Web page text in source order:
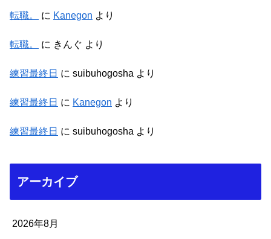
転職。 に Kanegon より
転職。 に きんぐ より
練習最終日 に suibuhogosha より
練習最終日 に Kanegon より
練習最終日 に suibuhogosha より
アーカイブ
2026年8月